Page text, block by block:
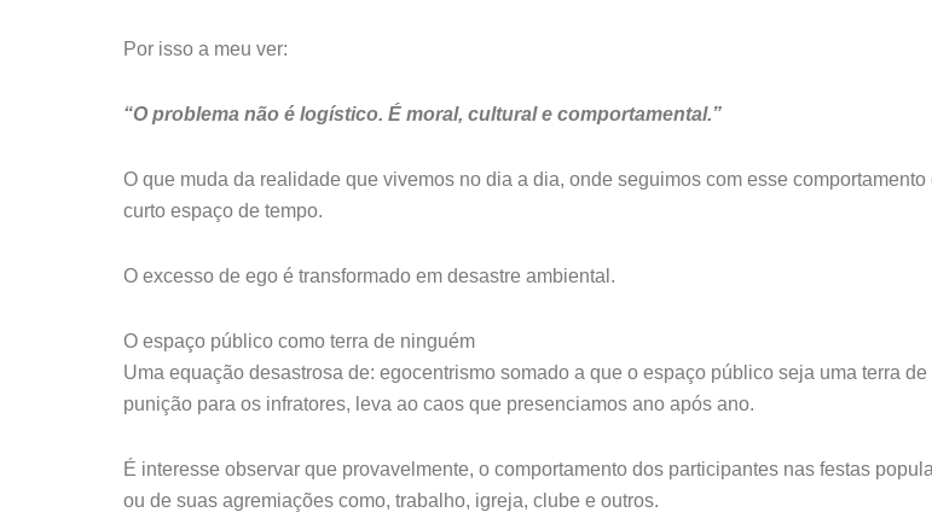
Por isso a meu ver:
“O problema não é logístico. É moral, cultural e comportamental.”
O que muda da realidade que vivemos no dia a dia, onde seguimos com esse
curto espaço de tempo.
O excesso de ego é transformado em desastre ambiental.
O espaço público como terra de ninguém
Uma equação desastrosa de: egocentrismo somado a que o espaço público seja uma terra
punição para os infratores, leva ao caos que presenciamos ano após ano.
É interesse observar que provavelmente, o comportamento dos participantes nas festas
ou de suas agremiações como, trabalho, igreja, clube e outros.